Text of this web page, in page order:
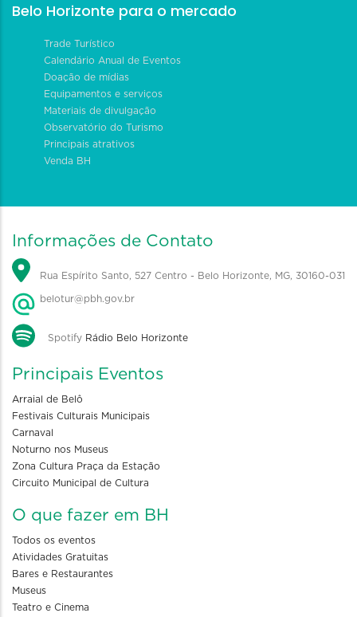
Belo Horizonte para o mercado
Trade Turístico
Calendário Anual de Eventos
Doação de mídias
Equipamentos e serviços
Materiais de divulgação
Observatório do Turismo
Principais atrativos
Venda BH
Informações de Contato
Rua Espírito Santo, 527 Centro - Belo Horizonte, MG, 30160-031
belotur@pbh.gov.br
Spotify Rádio Belo Horizonte
Principais Eventos
Arraial de Belô
Festivais Culturais Municipais
Carnaval
Noturno nos Museus
Zona Cultura Praça da Estação
Circuito Municipal de Cultura
O que fazer em BH
Todos os eventos
Atividades Gratuitas
Bares e Restaurantes
Museus
Teatro e Cinema